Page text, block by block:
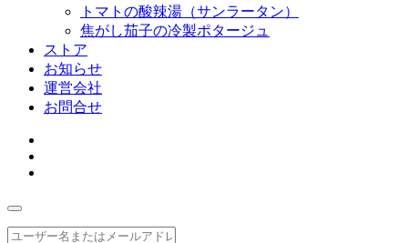
トマトの酸辣湯（サンラータン）
焦がし茄子の冷製ポタージュ
ストア
お知らせ
運営会社
お問合せ